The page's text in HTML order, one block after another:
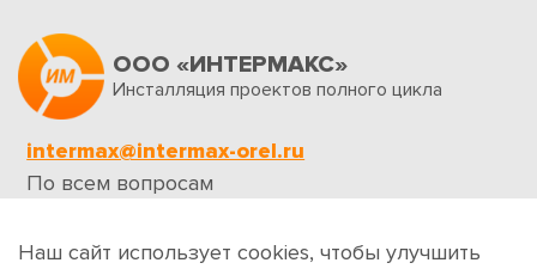
ООО «ИНТЕРМАКС»
Инсталляция проектов полного цикла
intermax@intermax-orel.ru
По всем вопросам
Обратная связь
Наш сайт использует cookies, чтобы улучшить